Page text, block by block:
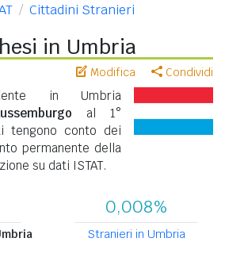
Cittadini Stranieri
in Umbria
Modifica Condividi
in Umbria
al 1°
tengono conto dei
permanente della
su dati ISTAT.
0,008%
Stranieri in Umbria